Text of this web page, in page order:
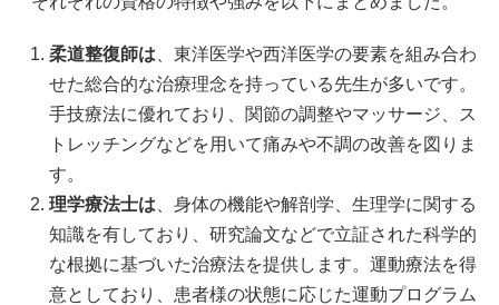
柔道整復師は 、東洋医学や西洋医学の要素を組み合わ
せた総合的な治療理念を持っている先生が多いです。
手技療法に優れており、関節の調整やマッサージ、ス
トレッチングなどを用いて痛みや不調の改善を図りま
す。
理学療法士は 、身体の機能や解剖学、生理学に関する
知識を有しており、研究論文などで立証された科学的
な根拠に基づいた治療法を提供します。運動療法を得
意としており、患者様の状態に応じた運動プログラム